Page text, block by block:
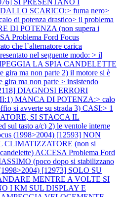
SCARICO:> fuma nero>
di potenza drastico> il problema
DI POTENZA (non supera i
Problema Ford Focus
che l`alternatore carica
nel seguente modo: > il
LA SPIA CANDELETTE
ma non parte 2) il motore si è
ma non parte > insistendo
DIAGNOSI ERRORI
MANCA DI POTENZA:> calo
si avverte su strada 3) CASI:> 1
SI STACCA IL
sul tasto a/c) 2) le ventole interne
(1998>2004) [12593] NON
(non si
ACCESA Problema Ford
(poco dopo si stabilizzano
[12973] SOLO SU
MENTRE A VOLTE SI
I KM SUL DISPLAY E